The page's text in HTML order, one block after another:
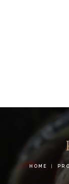
HOME
EL